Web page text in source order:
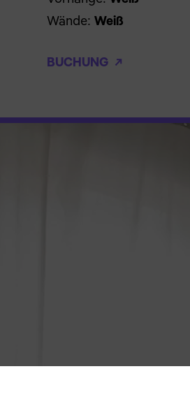
Wände: Weiß
BUCHUNG